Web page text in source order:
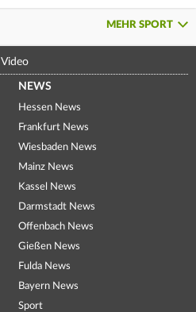
MEHR SPORT
Video
NEWS
Hessen News
Frankfurt News
Wiesbaden News
Mainz News
Kassel News
Darmstadt News
Offenbach News
Gießen News
Fulda News
Bayern News
Sport